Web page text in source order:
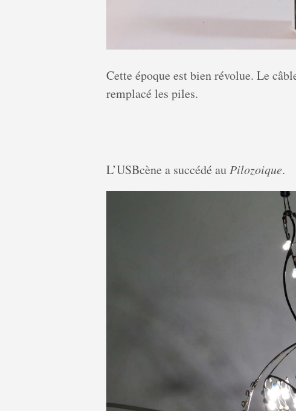
Cette époque est bien révolue. Le
remplacé les piles.
L’USBcène a succédé au Pilozoique.